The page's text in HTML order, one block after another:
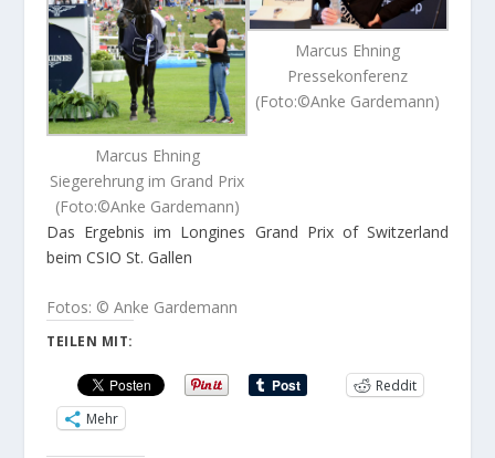
Marcus Ehning
Siegerehrung im Grand Prix
(Foto:©Anke Gardemann)
Marcus Ehning
Pressekonferenz
(Foto:©Anke Gardemann)
Das Ergebnis im Longines Grand Prix of Switzerland
beim CSIO St. Gallen
Fotos: © Anke Gardemann
TEILEN MIT:
Reddit
Mehr